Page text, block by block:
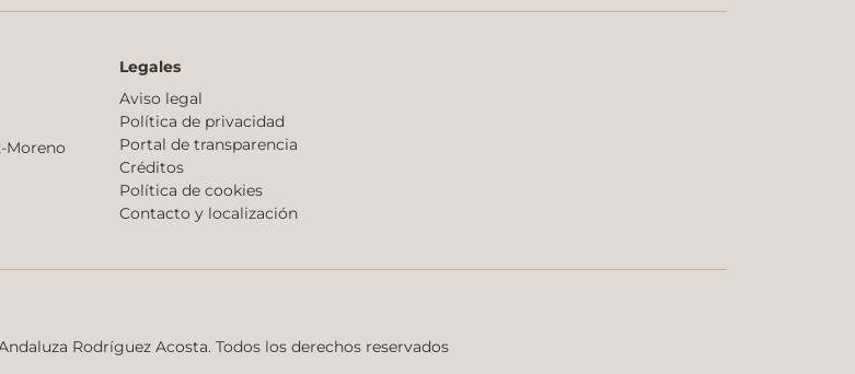
Moreno
Legales
Aviso legal
Política de privacidad
Portal de transparencia
Créditos
Política de cookies
Contacto y localización
Rodríguez Acosta. Todos los derechos reservados